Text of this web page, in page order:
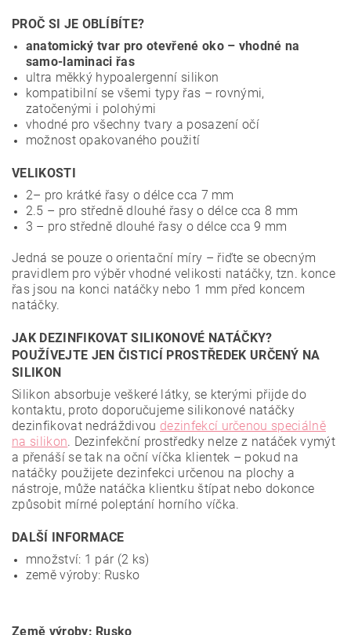
PROČ SI JE OBLÍBÍTE?
anatomický tvar pro otevřené oko – vhodné na
samo-laminaci řas
ultra měkký hypoalergenní silikon
kompatibilní se všemi typy řas – rovnými,
zatočenými i polohými
vhodné pro všechny tvary a posazení očí
možnost opakovaného použití
VELIKOSTI
2– pro krátké řasy o délce cca 7 mm
2.5 – pro středně dlouhé řasy o délce cca 8 mm
3 – pro středně dlouhé řasy o délce cca 9 mm
Jedná se pouze o orientační míry – řiďte se obecným
pravidlem pro výběr vhodné velikosti natáčky, tzn. konce
řas jsou na konci natáčky nebo 1 mm před koncem
natáčky.
JAK DEZINFIKOVAT SILIKONOVÉ NATÁČKY?
POUŽÍVEJTE JEN ČISTICÍ PROSTŘEDEK URČENÝ NA
SILIKON
Silikon absorbuje veškeré látky, se kterými přijde do
kontaktu, proto doporučujeme silikonové natáčky
dezinfikovat nedráždivou dezinfekcí určenou speciálně
na silikon. Dezinfekční prostředky nelze z natáček vymýt
a přenáší se tak na oční víčka klientek – pokud na
natáčky použijete dezinfekci určenou na plochy a
nástroje, může natáčka klientku štípat nebo dokonce
způsobit mírné poleptání horního víčka.
DALŠÍ INFORMACE
množství: 1 pár (2 ks)
země výroby: Rusko
Země výroby: Rusko